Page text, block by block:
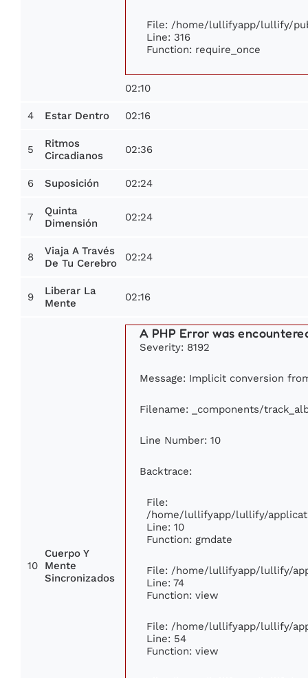
File: /home/lullifyapp/lullify/
Line: 316
Function: require_once
02:10
4 Estar Dentro 02:16
5
Ritmos
Circadianos
02:36
6 Suposición 02:24
7
Quinta
Dimensión
02:24
8
Viaja A Través
De Tu Cerebro
02:24
9
Liberar La
Mente
02:16
10
Cuerpo Y
Mente
Sincronizados
A PHP Error was
Severity: 8192
Message: Implicit conversion
Filename: _components/
Line Number: 10
Backtrace:
File:
/home/lullifyapp/lullify/
Line: 10
Function: gmdate
File: /home/lullifyapp/lullify/
Line: 74
Function: view
File: /home/lullifyapp/lullify/
Line: 54
Function: view